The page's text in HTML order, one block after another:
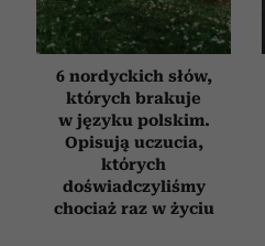
6 nordyckich słów,
których brakuje
w języku polskim.
Opisują uczucia,
których
doświadczyliśmy
chociaż raz w życiu